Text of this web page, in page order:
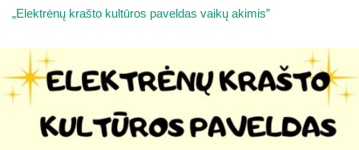
„Elektrėnų krašto kultūros paveldas vaikų akimis”